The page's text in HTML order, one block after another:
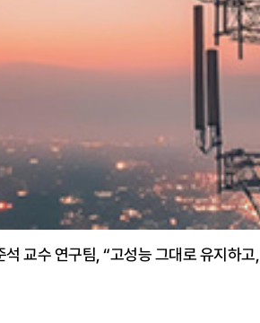
석 교수 연구팀, “고성능 그대로 유지